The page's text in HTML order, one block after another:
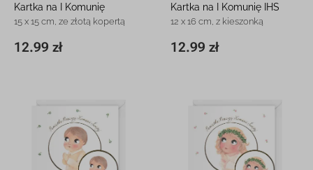
Kartka na I Komunię
15 x 15 cm, ze złotą kopertą
12.99 zł
15 x 15 cm
Kartka na I Komunię IHS
12 x 16 cm, z kieszonką
12.99 zł
11,8 x 16,3 cm